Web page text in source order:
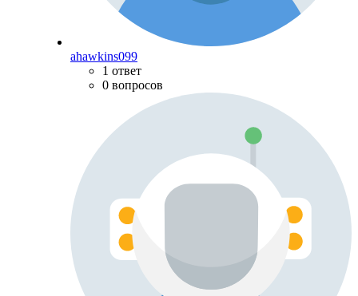
ahawkins099
1 ответ
0 вопросов